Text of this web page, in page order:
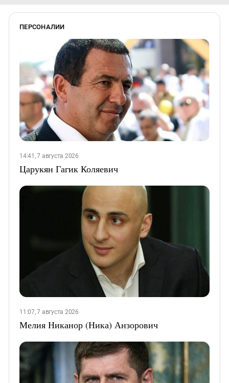
ПЕРСОНАЛИИ
14:41, 7 августа 2026
Царукян Гагик Коляевич
11:07, 7 августа 2026
Мелия Никанор (Ника) Анзорович